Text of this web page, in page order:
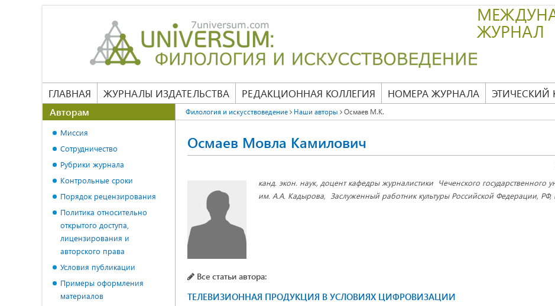
ЖУРНАЛ
ГЛАВНАЯ ЖУРНАЛЫ ИЗДАТЕЛЬСТВА РЕДАКЦИОННАЯ КОЛЛЕГИЯ НОМЕРА ЖУРНАЛА ЭТИЧЕСКИЙ
Филология и искусствоведение Наши авторы Осмаев М.К.
Осмаев Мовла Камилович
канд. экон. наук, доцент кафедры журналистики Чеченского государственного
им. А.А. Кадырова, Заслуженный работник культуры Российской Федерации, РФ,
Все статьи автора:
ТЕЛЕВИЗИОННАЯ ПРОДУКЦИЯ В УСЛОВИЯХ ЦИФРОВИЗАЦИИ
Авторам
Миссия
Сотрудничество
Рубрики журнала
Контрольные сроки
Порядок рецензирования
Политика относительно
открытого доступа,
лицензирования и
авторского права
Условия публикации
Примеры оформления
материалов